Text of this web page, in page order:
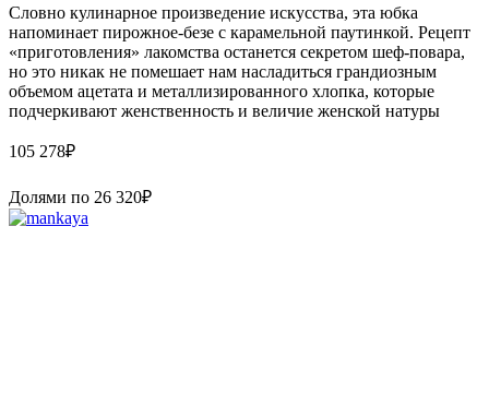
Словно кулинарное произведение искусства, эта юбка
напоминает пирожное-безе с карамельной паутинкой. Рецепт
«приготовления» лакомства останется секретом шеф-повара,
но это никак не помешает нам насладиться грандиозным
объемом ацетата и металлизированного хлопка, которые
подчеркивают женственность и величие женской натуры
105 278₽
Долями по 26 320₽